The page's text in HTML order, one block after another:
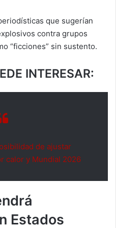
que sugerían
contra grupos
“ficciones” sin sustento.
INTERESAR:
de ajustar
calor y Mundial 2026
Estados